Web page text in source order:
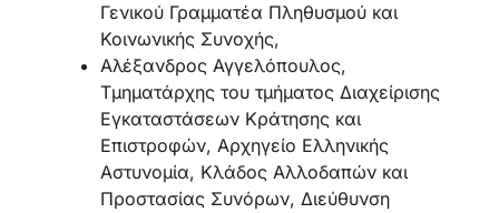
Γενικού Γραμματέα Πληθυσμού και
Κοινωνικής Συνοχής,
Αλέξανδρος Αγγελόπουλος,
Τμηματάρχης του τμήματος Διαχείρισης
Εγκαταστάσεων Κράτησης και
Επιστροφών, Αρχηγείο Ελληνικής
Αστυνομία, Κλάδος Αλλοδαπών και
Προστασίας Συνόρων, Διεύθυνση